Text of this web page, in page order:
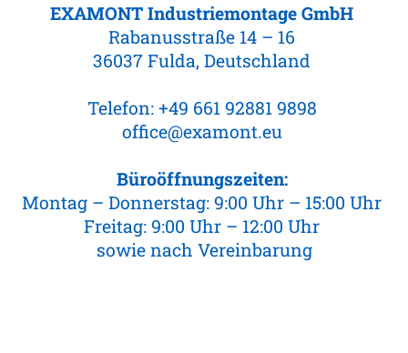
EXAMONT Industriemontage GmbH
Rabanusstraße 14 – 16
36037 Fulda, Deutschland
Telefon: +49 661 92881 9898
office@examont.eu
Büroöffnungszeiten:
Montag – Donnerstag: 9:00 Uhr – 15:00 Uhr
Freitag: 9:00 Uhr – 12:00 Uhr
sowie nach Vereinbarung